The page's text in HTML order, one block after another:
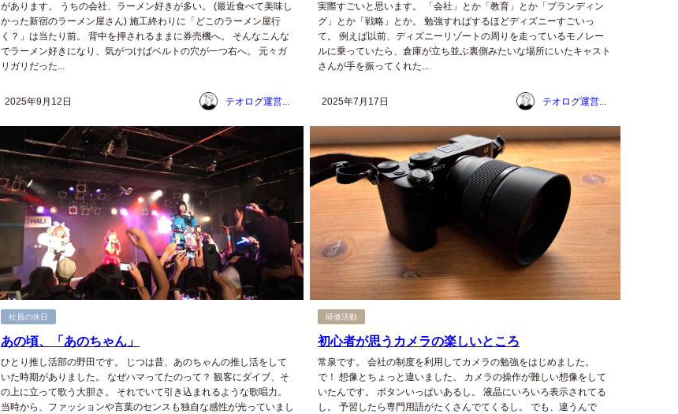
があります。 うちの会社、ラーメン好きが多い。 (最近食べて美味し
かった新宿のラーメン屋さん) 施工終わりに「どこのラーメン屋行
く？」は当たり前。 背中を押されるままに券売機へ。 そんなこんな
でラーメン好きになり、気がつけばベルトの穴が一つ右へ。 元々ガ
リガリだった...
2025年9月12日 テオログ運営チーム
実際すごいと思います。 「会社」とか「教育」とか「ブランディン
グ」とか「戦略」とか。 勉強すればするほどディズニーすごいっ
て。 例えば以前、ディズニーリゾートの周りを走っているモノレー
ルに乗っていたら、倉庫が立ち並ぶ裏側みたいな場所にいたキャスト
さんが手を振ってくれた...
2025年7月17日 テオログ運営チーム
社員の休日
あの頃、「あのちゃん」
ひとり推し活部の野田です。 じつは昔、あのちゃんの推し活をして
いた時期がありました。 なぜハマってたのって？ 観客にダイブ、そ
の上に立って歌う大胆さ。 それでいて引き込まれるような歌唱力。
当時から、ファッションや言葉のセンスも独自な感性が光っていまし
研修活動
初心者が思うカメラの楽しいところ
常泉です。 会社の制度を利用してカメラの勉強をはじめました。
で！ 想像とちょっと違いました。 カメラの操作が難しい想像をして
いたんです。 ボタンいっぱいあるし。 液晶にいろいろ表示されてる
し。 予習したら専門用語がたくさんでてくるし。 でも、違うんで